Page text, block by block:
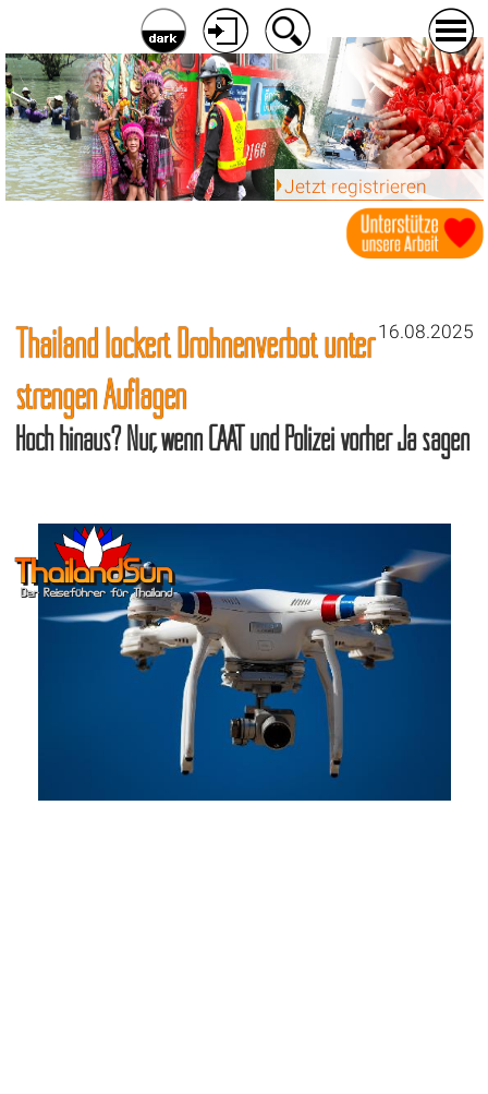
Jetzt registrieren
16.08.2025
Thailand lockert Drohnenverbot unter
strengen Auflagen
Hoch hinaus? Nur, wenn CAAT und Polizei vorher Ja sagen